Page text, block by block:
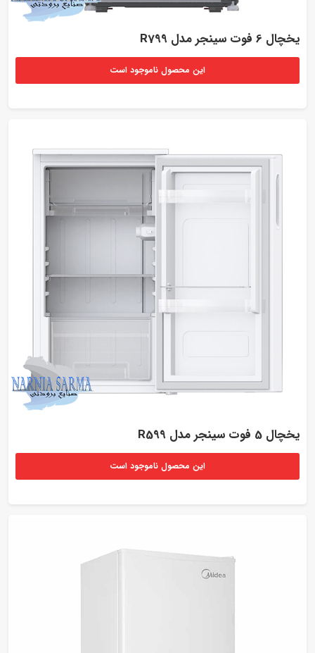
یخچال 6 فوت سینجر مدل R799
این محصول ناموجود است
یخچال 5 فوت سینجر مدل R599
این محصول ناموجود است